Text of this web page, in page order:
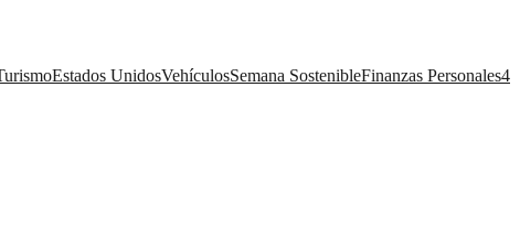
Estados UnidosVehículosSemana SostenibleFinanzas Personales4